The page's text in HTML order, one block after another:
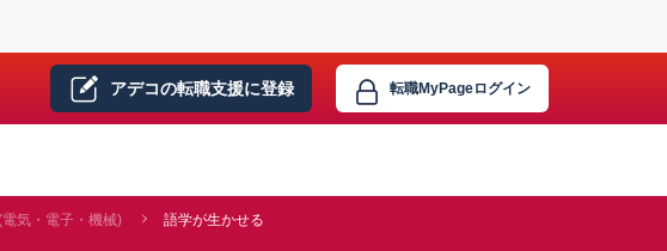
アデコの転職支援に登録 転職MyPageログイン
気・電子・機械) 語学が生かせる